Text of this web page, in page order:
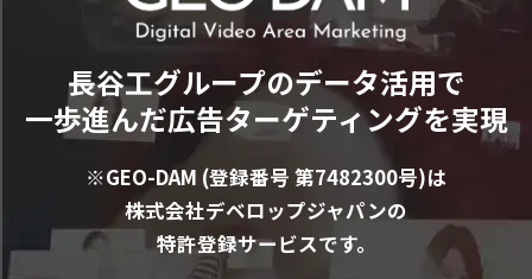
長谷工グループのデータ活用で
一歩進んだ広告ターゲティングを実現
※GEO-DAM (登録番号 第7482300号)は
株式会社デベロップジャパンの
特許登録サービスです。